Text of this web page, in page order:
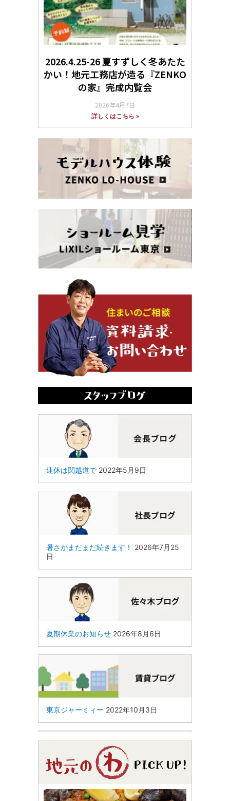
2026.4.25-26 夏すずしく冬あたた
かい！地元工務店が造る『ZENKO
の家』完成内覧会
2026年4月7日
詳しくはこちら »
連休は関越道で 2022年5月9日
暑さがまだまだ続きます！
2026年7月25
日
夏期休業のお知らせ 2026年8月6日
東京ジャーミィー 2022年10月3日